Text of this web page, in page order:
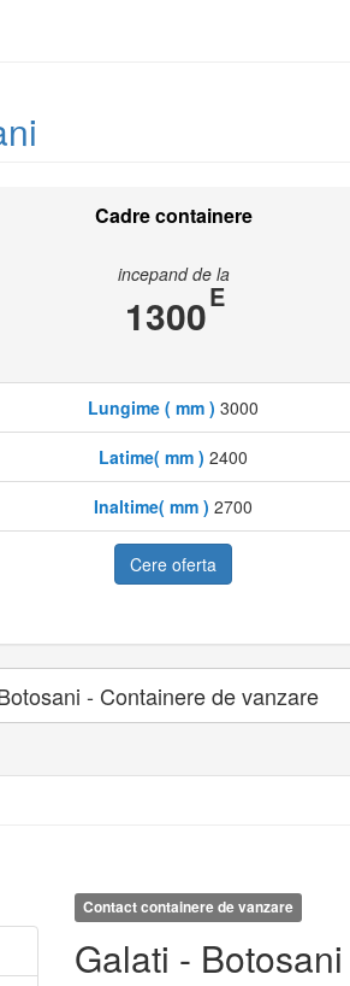
Cadre containere
incepand de la
1300E
Lungime ( mm ) 3000
Latime( mm ) 2400
Inaltime( mm ) 2700
Cere oferta
- Containere de vanzare
Contact containere de vanzare
Galati - Botosani